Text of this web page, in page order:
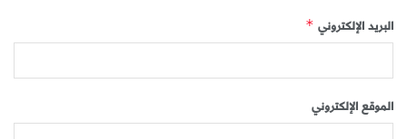
البريد الإلكتروني *
الموقع الإلكتروني